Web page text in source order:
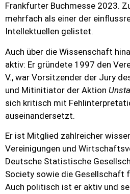
Frankfurter Buchmesse 2023.
mehrfach als einer der
Intellektuellen gelistet.
Auch über die Wissenschaft
aktiv: Er gründete 1997 den
V., war Vorsitzender der Jury
und Mitinitiator der Aktion
sich kritisch mit
auseinandersetzt.
Er ist Mitglied zahlreicher
Vereinigungen und
Deutsche Statistische
Society sowie die Gesellschaft
Auch politisch ist er aktiv und